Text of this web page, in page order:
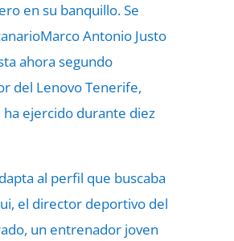
en su banquillo. Se
Antonio Justo
ahora segundo
del Lenovo Tenerife,
ha ejercido durante diez
al perfil que buscaba
el director deportivo del
un entrenador joven